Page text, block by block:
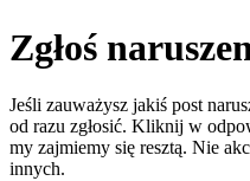
Zgłoś
Jeśli zauważysz jakiś post
od razu zgłosić. Kliknij w
my zajmiemy się resztą. Nie
innych.